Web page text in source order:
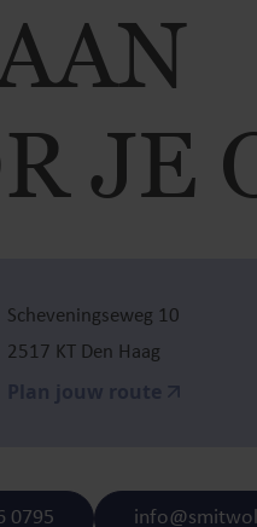
JE
Scheveningseweg 10
2517 KT Den Haag
0795